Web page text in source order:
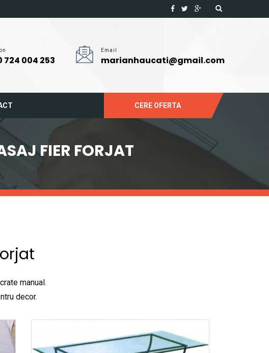
724 004 253
Email
marianhaucati@gmail.com
CERE OFERTA
FIER FORJAT
manual.
decor.